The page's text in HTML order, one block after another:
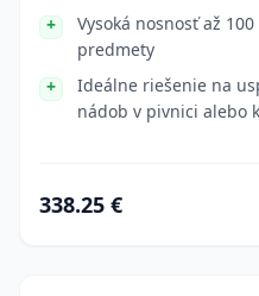
Vysoká nosnosť až
predmety
Ideálne riešenie na
nádob v pivnici alebo
338.25 €